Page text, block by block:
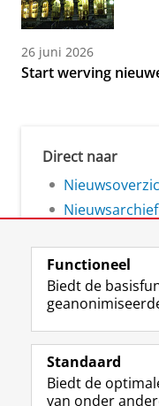
26 juni 2026
Start werving
Direct naar
Nieuwsarchief
Volg de
Studiekiezers
Functioneel
Biedt de
Standaard
Biedt de
van onder